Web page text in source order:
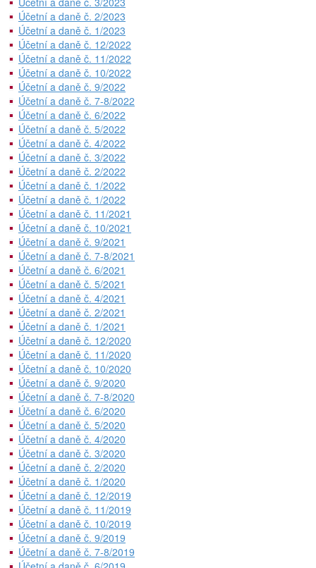
Účetní a daně č. 2/2023
Účetní a daně č. 1/2023
Účetní a daně č. 12/2022
Účetní a daně č. 11/2022
Účetní a daně č. 10/2022
Účetní a daně č. 9/2022
Účetní a daně č. 7-8/2022
Účetní a daně č. 6/2022
Účetní a daně č. 5/2022
Účetní a daně č. 4/2022
Účetní a daně č. 3/2022
Účetní a daně č. 2/2022
Účetní a daně č. 1/2022
Účetní a daně č. 1/2022
Účetní a daně č. 11/2021
Účetní a daně č. 10/2021
Účetní a daně č. 9/2021
Účetní a daně č. 7-8/2021
Účetní a daně č. 6/2021
Účetní a daně č. 5/2021
Účetní a daně č. 4/2021
Účetní a daně č. 2/2021
Účetní a daně č. 1/2021
Účetní a daně č. 12/2020
Účetní a daně č. 11/2020
Účetní a daně č. 10/2020
Účetní a daně č. 9/2020
Účetní a daně č. 7-8/2020
Účetní a daně č. 6/2020
Účetní a daně č. 5/2020
Účetní a daně č. 4/2020
Účetní a daně č. 3/2020
Účetní a daně č. 2/2020
Účetní a daně č. 1/2020
Účetní a daně č. 12/2019
Účetní a daně č. 11/2019
Účetní a daně č. 10/2019
Účetní a daně č. 9/2019
Účetní a daně č. 7-8/2019